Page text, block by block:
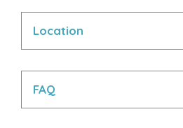
Location
FAQ